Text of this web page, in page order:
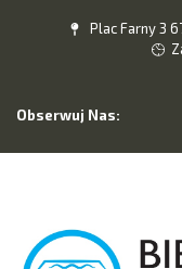
Plac Farny 3
Obserwuj Nas: